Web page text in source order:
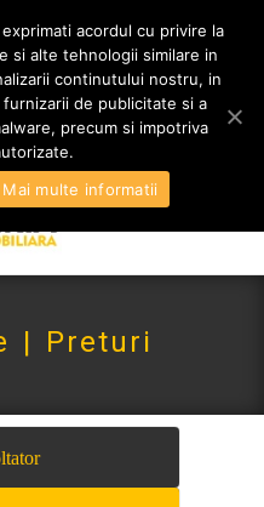
| Preturi
acordul cu privire la
si alte tehnologii similare in
continutului nostru, in
de publicitate si a
precum si impotriva
Mai multe informatii